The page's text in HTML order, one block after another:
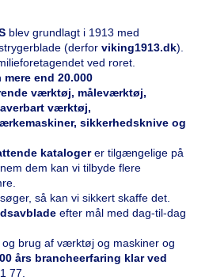
blev grundlagt i 1913 med
(derfor viking1913.dk).
ved roret.
mere end 20.000
værktøj, måleværktøj,
værktøj,
sikkerhedsknive og
katalogerer tilgængelige på
dem kan vi tilbyde flere
så kan vi sikkert skaffe det.
efter mål med dag-til-dag
brug af værktøj og maskiner og
års brancheerfaring klar ved
77